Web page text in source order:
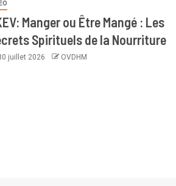
Manger ou Être Mangé : Les
Spirituels de la Nourriture
juillet 2026 OVDHM